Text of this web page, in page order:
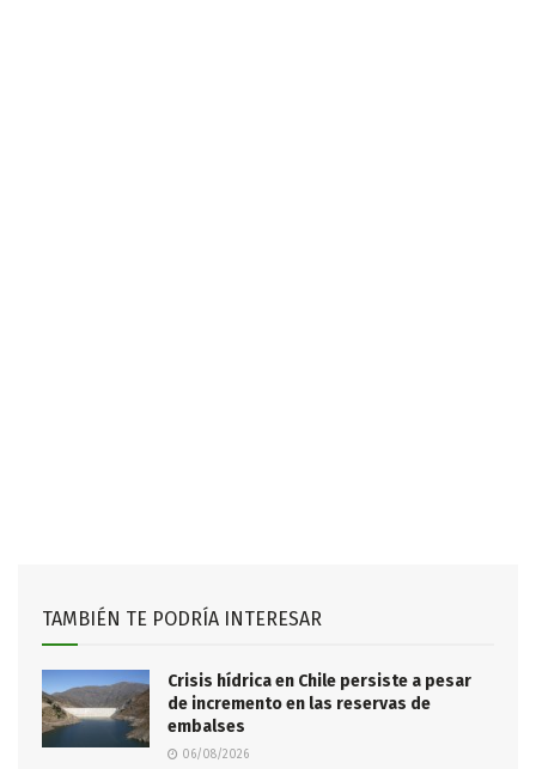
TAMBIÉN TE PODRÍA INTERESAR
Crisis hídrica en Chile persiste a pesar
de incremento en las reservas de
embalses
06/08/2026